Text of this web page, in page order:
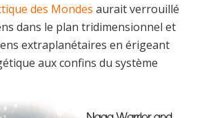
des Mondes aurait verrouillé
dans le plan tridimensionnel et
extraplanétaires en érigeant
aux confins du système